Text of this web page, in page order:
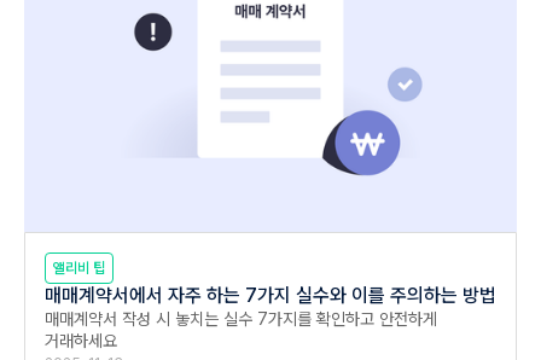
앨리비 팁
매매계약서에서 자주 하는 7가지 실수와 이를 주의하는 방법
매매계약서 작성 시 놓치는 실수 7가지를 확인하고 안전하게
거래하세요